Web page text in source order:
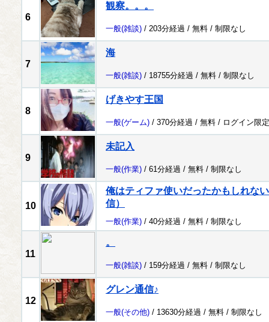
6
観察。。。
一般(雑談) / 203分経過 / 無料 / 制限なし
7
海
一般(雑談) / 18755分経過 / 無料 / 制限なし
8
げきやす王国
一般(ゲーム) / 370分経過 / 無料 / ログイン限定
9
未記入
一般(作業) / 61分経過 / 無料 / 制限なし
10
俺はティファ使いだったかもしれな
信）
一般(作業) / 40分経過 / 無料 / 制限なし
11
。
一般(雑談) / 159分経過 / 無料 / 制限なし
12
グレン通信♪
一般(その他) / 13630分経過 / 無料 / 制限なし